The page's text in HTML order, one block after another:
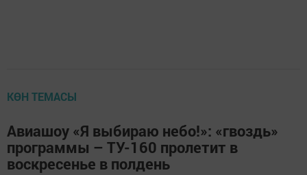
КӨН ТЕМАСЫ
Авиашоу «Я выбираю небо!»: «гвоздь»
программы – ТУ-160 пролетит в
воскресенье в полдень